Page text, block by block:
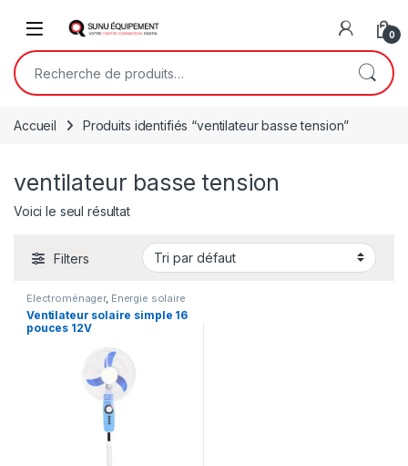
Open 0
Recherche pour :
Accueil Produits identifiés “ventilateur basse tension”
ventilateur basse tension
Voici le seul résultat
Filters
Electroménager, Énergie solaire
Ventilateur solaire simple 16
pouces 12V